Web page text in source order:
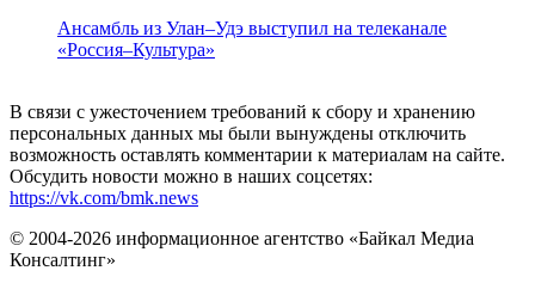
Ансамбль из Улан–Удэ выступил на телеканале
«Россия–Культура»
В связи с ужесточением требований к сбору и хранению
персональных данных мы были вынуждены отключить
возможность оставлять комментарии к материалам на сайте.
Обсудить новости можно в наших соцсетях:
https://vk.com/bmk.news
© 2004-2026 информационное агентство «Байкал Медиа
Консалтинг»